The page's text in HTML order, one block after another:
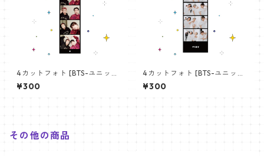
4カットフォト [BTS-ユニット
01] 4CUT PHOTO BTS- UNI
T 01
¥300
4カットフォト [BTS-ユニット
03] 4CUT PHOTO BTS- UNI
T 03
¥300
その他の商品